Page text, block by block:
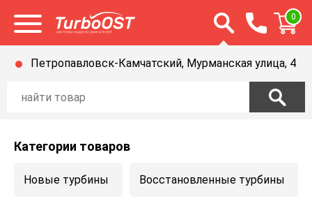
Открыть меню Открыть строку
0
Петропавловск-Камчатский, Мурманская улица, 4
Категории товаров
Новые турбины Восстановленные турбины